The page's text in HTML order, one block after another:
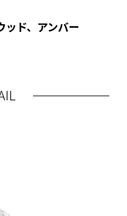
ッド、アンバー